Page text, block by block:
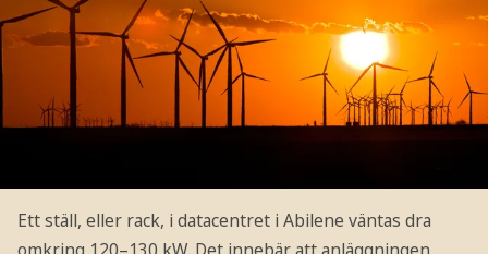
Ett ställ, eller rack, i datacentret i Abilene väntas dra